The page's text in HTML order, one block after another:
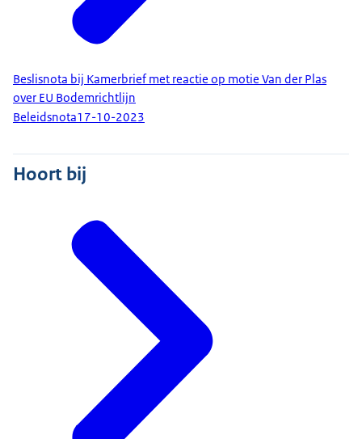
Beslisnota bij Kamerbrief met reactie op motie Van der Plas
over EU Bodemrichtlijn
Beleidsnota17-10-2023
Hoort bij